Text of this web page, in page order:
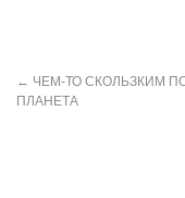
← ЧЕМ-ТО СКОЛЬЗКИМ
ПЛАНЕТА